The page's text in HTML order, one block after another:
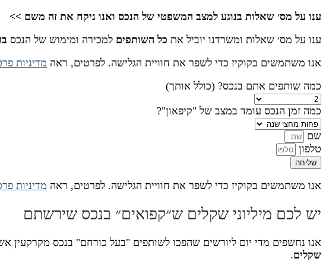
ענו על מס׳ שאלות בנוגע למצב המשפטי של הנכס ואנו ניקח את זה משם >>
ענו על מס׳ שאלות ומשרדנו יוביל את כל השותפים למכירה ומימוש של הנכס
אנו משתמשים בקוקיז כדי לשפר את חוויית הגלישה. לפרטים, ראה מדיניות
כמה שותפים אתם בנכס? (כולל אותך)
כמה זמן הנכס עומד במצב של "קיפאון"?
שם
טלפון
שליחה
אנו משתמשים בקוקיז כדי לשפר את חוויית הגלישה. לפרטים, ראה מדיניות
יש לכם מיליוני שקלים ש״קפואים״ בנכס שירשתם
אנו נחשפים מדי יום ליורשים שהפכו לשותפים "בעל כורחם" בנכס מקרקעין
שקלים.